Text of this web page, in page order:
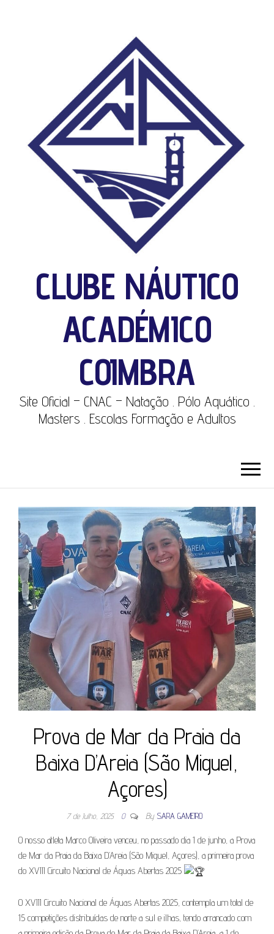
CLUBE NÁUTICO
ACADÉMICO
COIMBRA
Site Oficial – CNAC – Natação . Pólo Aquático .
Masters . Escolas Formação e Adultos
Prova de Mar da Praia da
Baixa D’Areia (São Miguel,
Açores)
7 de Julho, 2025 0 By SARA GAMEIRO
O nosso atleta Marco Oliveira venceu, no passado dia 1 de junho, a Prova
de Mar da Praia da Baixa D’Areia (São Miguel, Açores), a primeira prova
do XVIII Circuito Nacional de Águas Abertas 2025
O XVIII Circuito Nacional de Águas Abertas 2025, contempla um total de
15 competições distribuídas de norte a sul e ilhas, tendo arrancado com